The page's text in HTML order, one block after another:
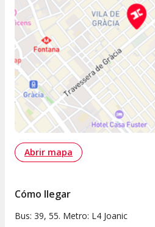
Abrir mapa
Cómo llegar
Bus: 39, 55. Metro: L4 Joanic